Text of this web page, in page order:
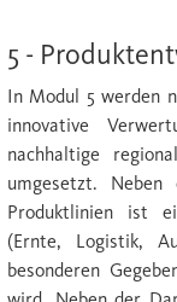
5 -
In Modul 5 werden
innovative
nachhaltige
umgesetzt.
Produktlinien ist
(Ernte, Logistik,
besonderen